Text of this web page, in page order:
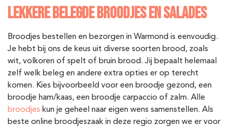
LEKKERE BELEGDE BROODJES EN SALADES
Broodjes bestellen en bezorgen in Warmond is eenvoudig.
Je hebt bij ons de keus uit diverse soorten brood, zoals
wit, volkoren of spelt of bruin brood. Jij bepaalt helemaal
zelf welk beleg en andere extra opties er op terecht
komen. Kies bijvoorbeeld voor een broodje gezond, een
broodje ham/kaas, een broodje carpaccio of zalm. Alle
broodjes kun je geheel naar eigen wens samenstellen. Als
beste online broodjeszaak in deze regio zorgen we er voor